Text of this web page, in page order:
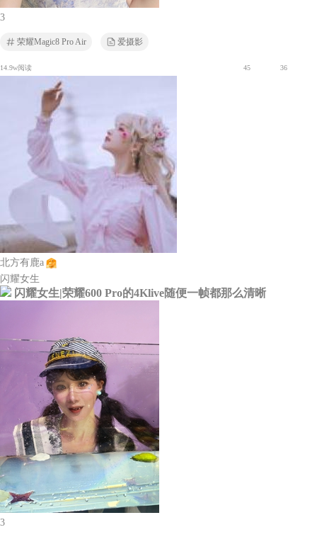
3
荣耀Magic8 Pro Air 爱摄影
14.9w阅读 45 36
北方有鹿a
闪耀女生
闪耀女生|荣耀600 Pro的4Klive随便一帧都那么清晰
3